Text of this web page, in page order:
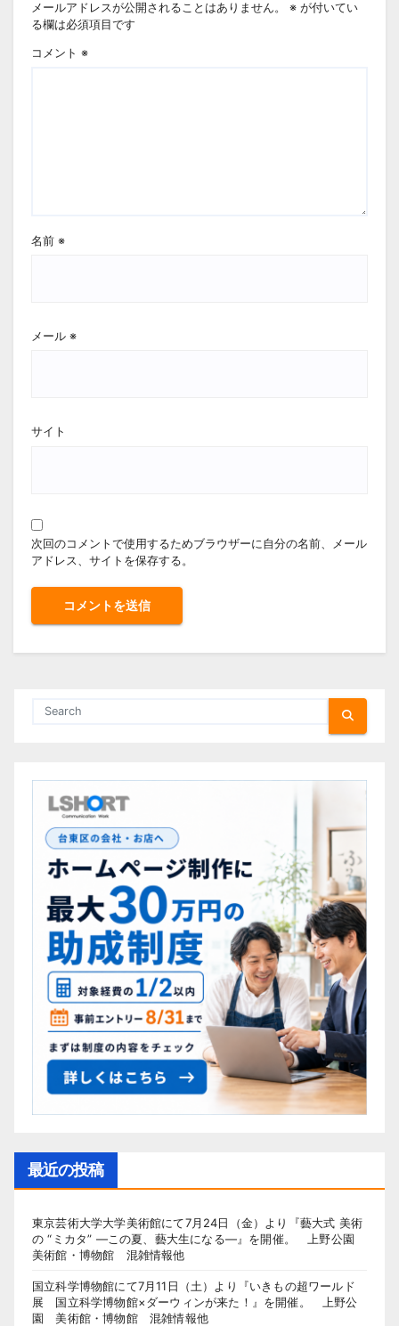
メールアドレスが公開されることはありません。 ※ が付いてい
る欄は必須項目です
コメント ※
名前 ※
メール ※
サイト
次回のコメントで使用するためブラウザーに自分の名前、メール
アドレス、サイトを保存する。
最近の投稿
東京芸術大学大学美術館にて7月24日（金）より『藝大式 美術
の “ミカタ” ―この夏、藝大生になる―』を開催。 上野公園
美術館・博物館 混雑情報他
国立科学博物館にて7月11日（土）より『いきもの超ワールド
展 国立科学博物館×ダーウィンが来た！』を開催。 上野公
園 美術館・博物館 混雑情報他